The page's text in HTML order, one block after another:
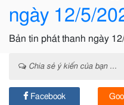
ngày 12/5/
Bản tin phát thanh ngày
Chia sẻ ý kiến của bạn ...
Facebook